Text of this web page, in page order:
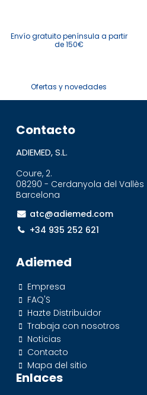
Envío gratuito península a partir
de 150€
Ofertas y novedades
Contacto
ADIEMED, S.L.
Coure, 2.
08290 - Cerdanyola del Vallès
Barcelona
atc@adiemed.com
+34 935 252 621
Adiemed
Empresa
FAQ'S
Hazte Distribuidor
Trabaja con nosotros
Noticias
Contacto
Mapa del sitio
Enlaces